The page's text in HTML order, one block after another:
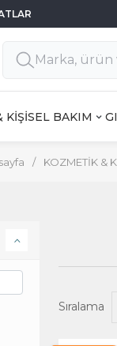
KİŞİSEL BAKIM
/ KOZMETİK &
Sıralama